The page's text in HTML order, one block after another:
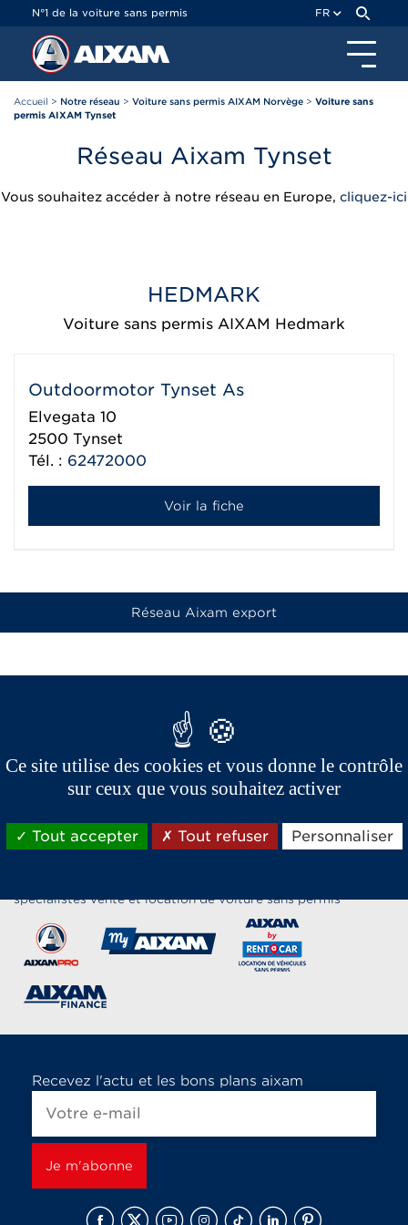
N°1 de la voiture sans permis FR
Accueil > Notre réseau > Voiture sans permis AIXAM Norvège > Voiture sans
permis AIXAM Tynset
Réseau Aixam Tynset
Vous souhaitez accéder à notre réseau en Europe, cliquez-ici
HEDMARK
Voiture sans permis AIXAM Hedmark
Outdoormotor Tynset As
Elvegata 10
2500 Tynset
Tél. : 62472000
Voir la fiche
Réseau Aixam export
spécialistes vente et location de voiture sans permis
Recevez l'actu et les bons plans aixam
Panneau de gestion des cookies
Ce site utilise des cookies et vous donne le contrôle
sur ceux que vous souhaitez activer
Tout accepter Tout refuser Personnaliser